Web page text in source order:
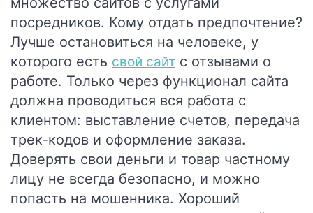
посредников. Кому отдать предпочтение?
Лучше остановиться на человеке, у
которого есть свой сайт с отзывами о
работе. Только через функционал сайта
должна проводиться вся работа с
клиентом: выставление счетов, передача
трек-кодов и оформление заказа.
Доверять свои деньги и товар частному
лицу не всегда безопасно, и можно
попасть на мошенника. Хороший